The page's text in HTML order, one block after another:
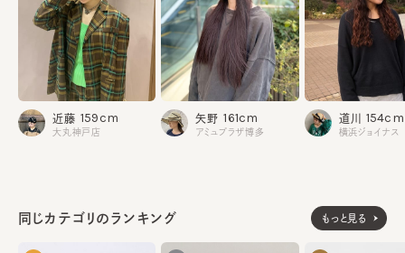
同じカテゴリのランキング もっと見る
近藤 159cm
大丸神戸店
矢野 161cm
アミュプラザ博多
道川 154cm
横浜ジョイナス